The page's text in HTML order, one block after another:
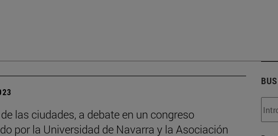
las ciudades, a debate en un congreso
por la Universidad de Navarra y la Asociación